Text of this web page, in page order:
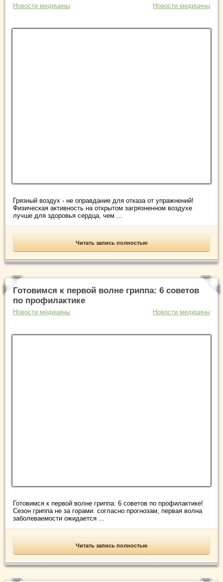
Новости медицины Новости медицины
Грязный воздух - не оправдание для отказа от упражнений!
Физическая активность на открытом загрязненном воздухе
лучше для здоровья сердца, чем ...
Читать запись полностью
Готовимся к первой волне гриппа: 6 советов
по профилактике
Новости медицины Новости медицины
Готовимся к первой волне гриппа: 6 советов по профилактике!
Сезон гриппа не за горами: согласно прогнозам, первая волна
заболеваемости ожидается ...
Читать запись полностью